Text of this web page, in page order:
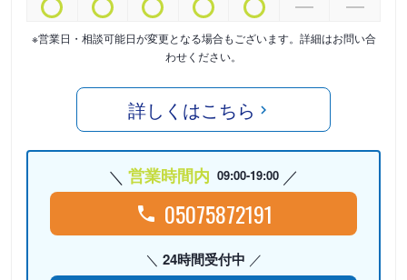
※営業日・相談可能日が変更となる場合もございます。詳細はお問い合
わせください。
詳しくはこちら
営業時間内 09:00-19:00
05075872191
24時間受付中